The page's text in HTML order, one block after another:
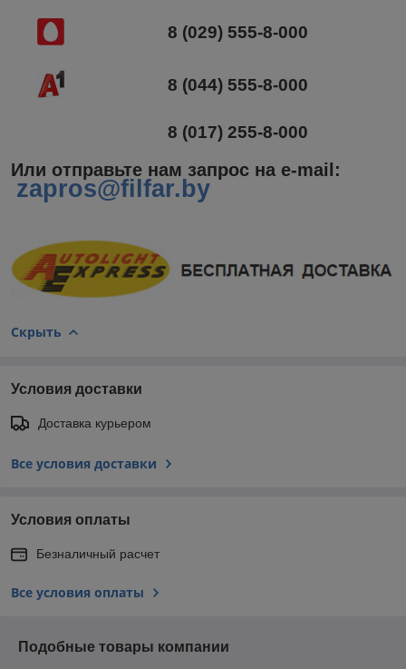
8 (029) 555-8-000
8 (044) 555-8-000
8 (017) 255-8-000
Или отправьте нам запрос на e-mail :
zapros@filfar.by
Скрыть
Условия доставки
Доставка курьером
Все условия доставки
Условия оплаты
Безналичный расчет
Все условия оплаты
Подобные товары компании